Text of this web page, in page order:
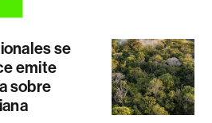
se
emite
sobre